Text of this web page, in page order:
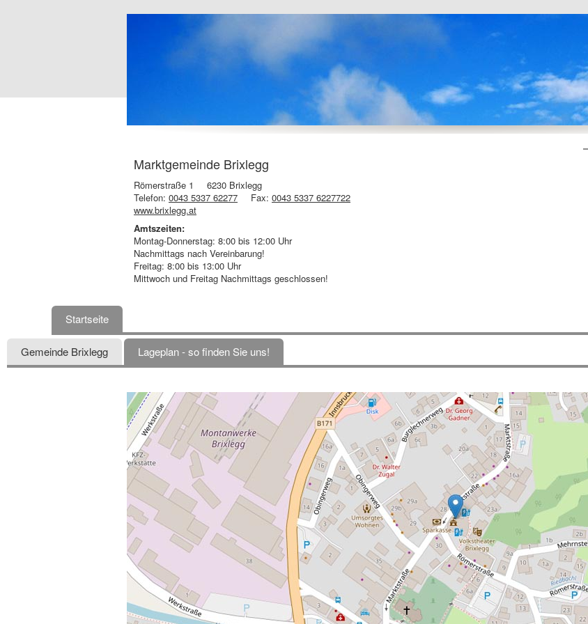
Marktgemeinde Brixlegg
Römerstraße 1
6230 Brixlegg
Telefon: 0043 5337 62277 Fax: 0043 5337 6227722
www.brixlegg.at
Amtszeiten:
Montag-Donnerstag: 8:00 bis 12:00 Uhr
Nachmittags nach Vereinbarung!
Freitag: 8:00 bis 13:00 Uhr
Mittwoch und Freitag Nachmittags geschlossen!
Startseite
Gemeinde Brixlegg Lageplan - so finden Sie uns!